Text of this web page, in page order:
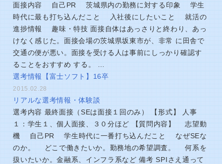
面接内容 自己PR 茨城県内の勤務に対する印象 学生
時代に最も打ち込んだこと 入社後にしたいこと 就活の
進捗情報 趣味・特技 面接自体はあっさりと終わり、あっ
けなく感じた。面接会場の茨城県坂東市が、非常 に田舎で
交通の便が悪い。面接を受ける人は事前にしっかり確認す
ることをおすすめ する。 …
選考情報【富士ソフト】16卒
2015.02.28
リアルな選考情報・体験談
選考内容 最終面接（SEは面接１回のみ） 【形式】 人事
１：学生１、個人面接、３０分ほど 【質問内容】 志望動
機 自己PR 学生時代に一番打ち込んだこと なぜSEな
のか。 どこで働きたいか。勤務地の希望調査。 何系を
扱いたいか。金融系、インフラ系など 備考 SPIさえ通って